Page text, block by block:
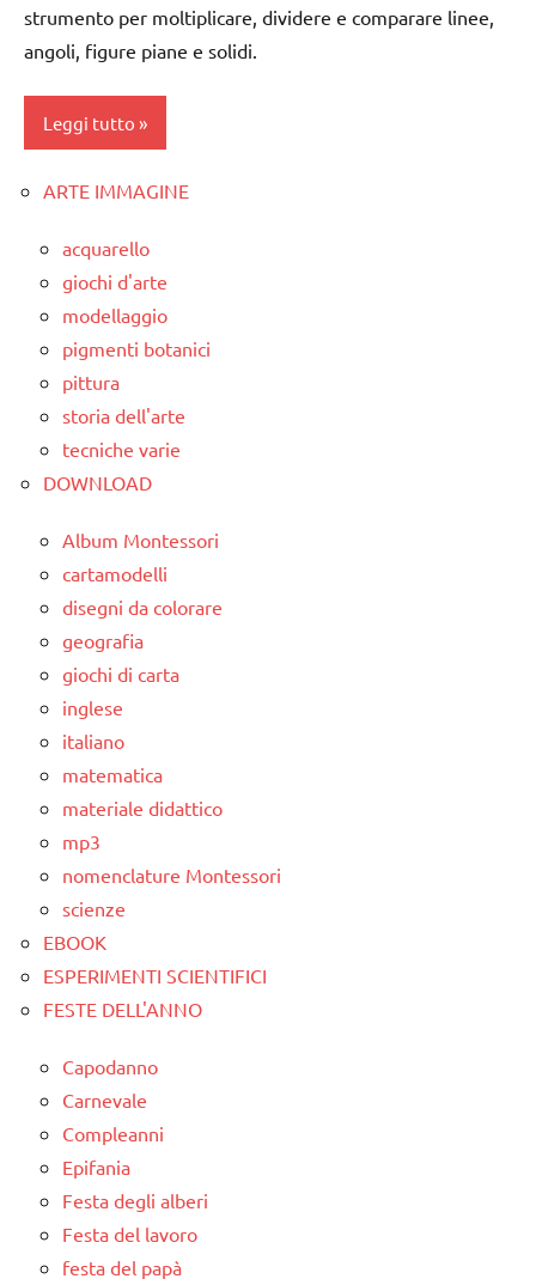
LIBRI E
ALBI
LINGUAGGIO
recite
STAGIONI
TUTTI GLI
ARGOMENTI
PER ETA'
TUTTI GLI
ARTICOLI
strumento per moltiplicare, dividere e comparare linee,
angoli, figure piane e solidi.
Leggi tutto
ARTE
1a-5a
geometria
LIBRI E
ALBI
ILLUSTRATI
MATEMATICA
TUTTI GLI
ARGOMENTI
TUTTI GLI
ARTICOLI
ARTE IMMAGINE
acquarello
giochi d'arte
modellaggio
pigmenti botanici
pittura
storia dell'arte
tecniche varie
DOWNLOAD
Album Montessori
cartamodelli
disegni da colorare
geografia
giochi di carta
inglese
italiano
matematica
materiale didattico
mp3
nomenclature Montessori
scienze
EBOOK
ESPERIMENTI SCIENTIFICI
FESTE DELL'ANNO
Capodanno
Carnevale
Compleanni
Epifania
Festa degli alberi
Festa del lavoro
festa del papà